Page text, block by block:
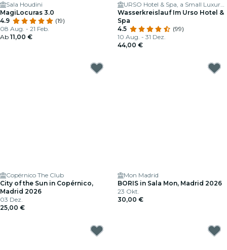
Sala Houdini
MagiLocuras 3.0
4.9
(19)
08 Aug. - 21 Feb.
Ab 11,00 €
URSO Hotel & Spa, a Small Luxury Hotel of the World
Wasserkreislauf Im Urso Hotel &
Spa
4.5
(99)
10 Aug. - 31 Dez.
44,00 €
Copérnico The Club
City of the Sun in Copérnico,
Madrid 2026
03 Dez.
25,00 €
Mon Madrid
BORIS in Sala Mon, Madrid 2026
23 Okt.
30,00 €